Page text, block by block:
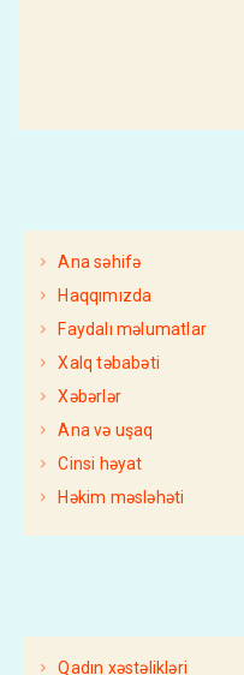
Ana səhifə
Haqqımızda
Faydalı məlumatlar
Xalq təbabəti
Xəbərlər
Ana və uşaq
Cinsi həyat
Həkim məsləhəti
Qadın xəstəlikləri